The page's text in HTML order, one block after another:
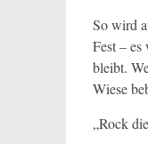
So wird
Fest –
bleibt.
Wiese
„Rock